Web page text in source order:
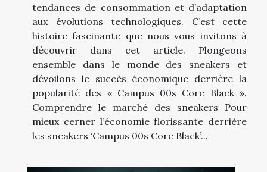
tendances de consommation et d’adaptation
aux évolutions technologiques. C’est cette
histoire fascinante que nous vous invitons à
découvrir dans cet article. Plongeons
ensemble dans le monde des sneakers et
dévoilons le succès économique derrière la
popularité des « Campus 00s Core Black ».
Comprendre le marché des sneakers Pour
mieux cerner l’économie florissante derrière
les sneakers ‘Campus 00s Core Black’...